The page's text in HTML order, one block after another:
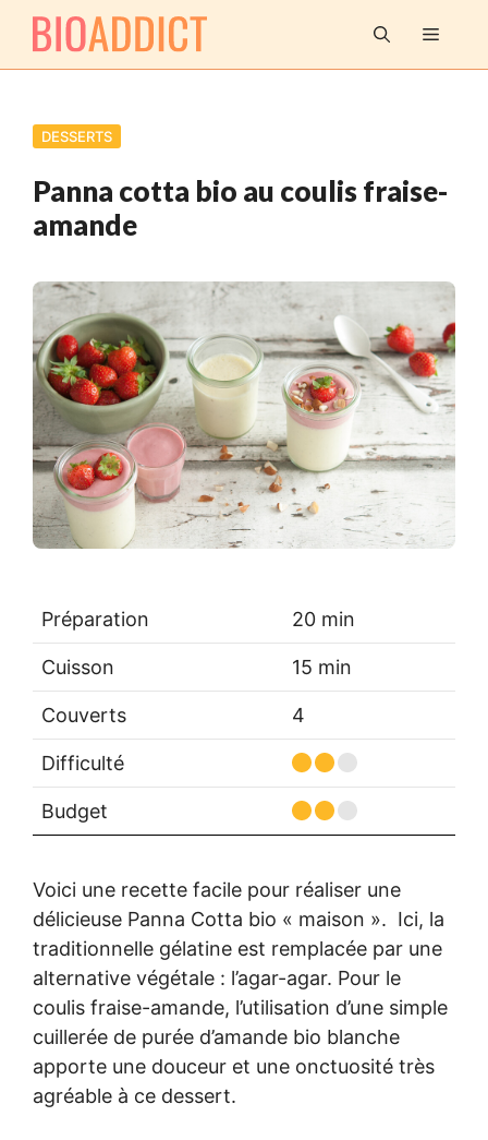
Aller
contenu
MENU
DESSERTS
Panna cotta bio au coulis fraise-
amande
Préparation 20 min
Cuisson 15 min
Couverts 4
Difficulté
Budget
Voici une recette facile pour réaliser une
délicieuse Panna Cotta bio « maison ». Ici, la
traditionnelle gélatine est remplacée par une
alternative végétale : l’agar-agar. Pour le
coulis fraise-amande, l’utilisation d’une simple
cuillerée de purée d’amande bio blanche
apporte une douceur et une onctuosité très
agréable à ce dessert.